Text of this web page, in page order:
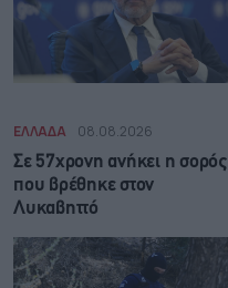
ΕΛΛΑΔΑ 08.08.2026
Σε 57χρονη ανήκει η σορός
που βρέθηκε στον
Λυκαβηττό